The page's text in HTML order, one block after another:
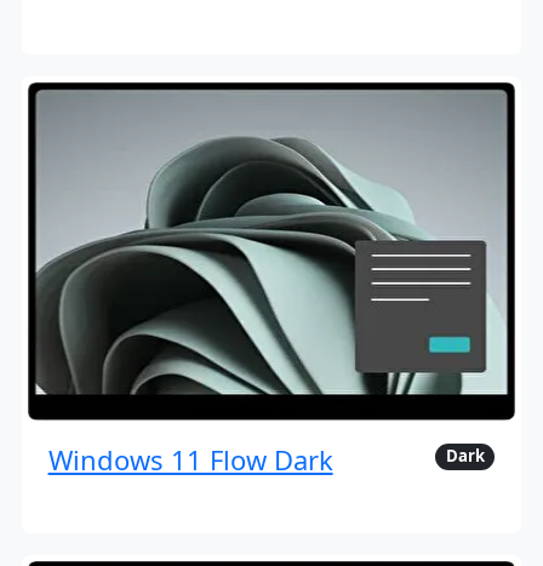
Windows 11 Flow Dark Dark